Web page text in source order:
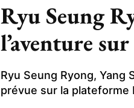
Ryu Seung
l’aventure
Ryu Seung Ryong,
prévue sur la plateforme